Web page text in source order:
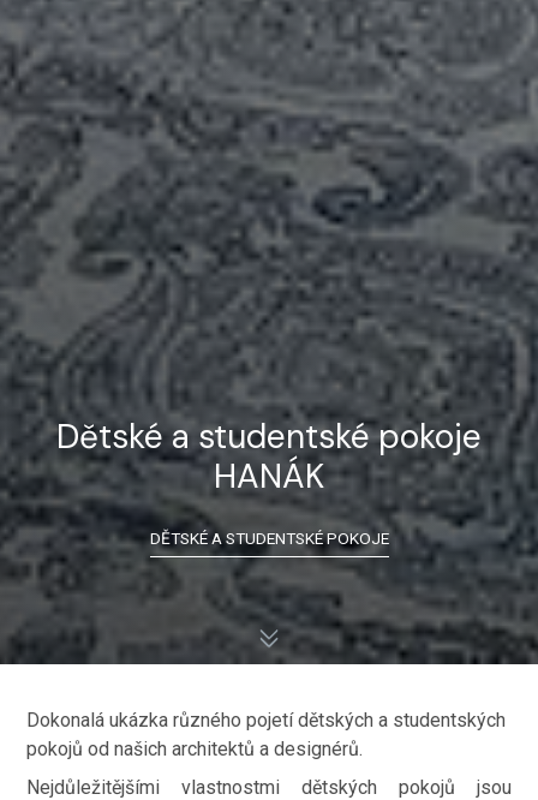
Dětské a studentské pokoje
HANÁK
DĚTSKÉ A STUDENTSKÉ POKOJE
Dokonalá ukázka různého pojetí dětských a studentských
pokojů od našich architektů a designérů.
Nejdůležitějšími vlastnostmi dětských pokojů jsou